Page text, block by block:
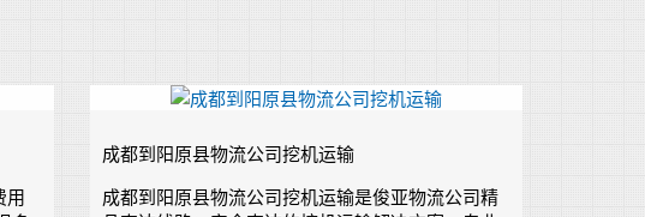
用
成都到阳原县物流公司挖机运输
成都到阳原县物流公司挖机运输是俊亚物流公司精